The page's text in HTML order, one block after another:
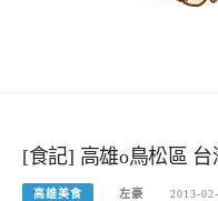
[食記] 高雄o鳥松區
高雄美食 左豪 2013-